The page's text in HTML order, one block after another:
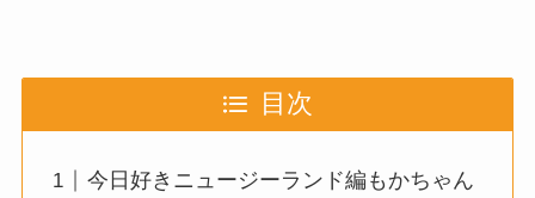
目次
今日好きニュージーランド編もかちゃん